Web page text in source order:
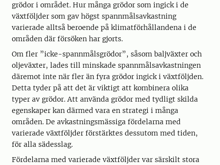
grödor i området. Hur många grödor som ingick i de
växtföljder som gav högst spannmålsavkastning
varierade alltså beroende på klimatförhållandena i de
områden där försöken har gjorts.
Om fler ”icke-spannmålsgrödor”, såsom baljväxter och
oljeväxter, lades till minskade spannmålsavkastningen
däremot inte när fler än fyra grödor ingick i växtföljden.
Detta tyder på att det är viktigt att kombinera olika
typer av grödor. Att använda grödor med tydligt skilda
egenskaper kan därmed vara en strategi i många
områden. De avkastningsmässiga fördelarna med
varierade växtföljder förstärktes dessutom med tiden,
för alla sädesslag.
Fördelarna med varierade växtföljder var särskilt stora